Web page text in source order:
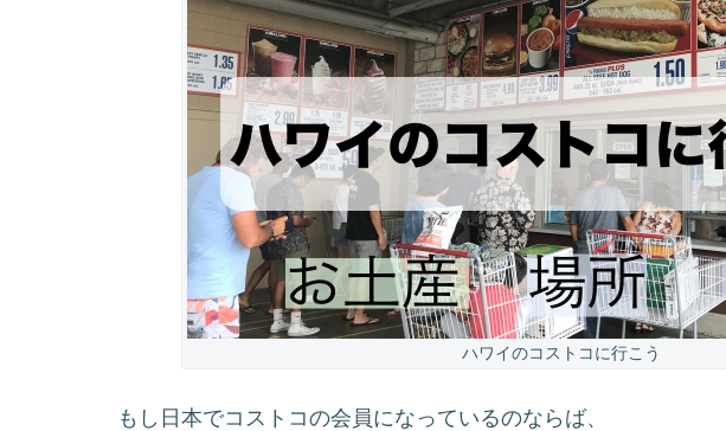
ハワイのコストコに行こう
もし日本でコストコの会員になっているのならば、